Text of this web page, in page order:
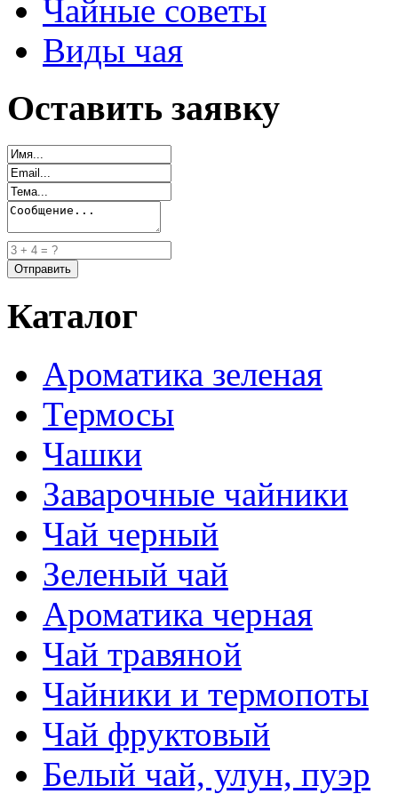
Чайные советы
Виды чая
Оставить заявку
Каталог
Ароматика зеленая
Термосы
Чашки
Заварочные чайники
Чай черный
Зеленый чай
Ароматика черная
Чай травяной
Чайники и термопоты
Чай фруктовый
Белый чай, улун, пуэр